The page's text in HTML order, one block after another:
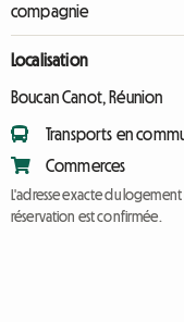
compagnie
Localisation
Boucan Canot, Réunion
Transports en
Commerces
L'adresse exacte du
réservation est confirmée.